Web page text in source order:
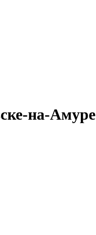
на-Амуре